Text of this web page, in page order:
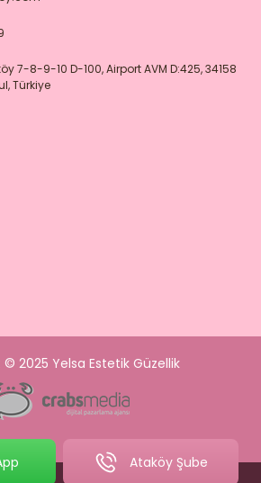
Ataköy Şube
7-8-9-10 D-100, Airport AVM D:425, 34158
Türkiye
2025 Yelsa Estetik Güzellik